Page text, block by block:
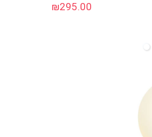
₪295.00